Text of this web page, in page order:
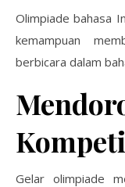
Olimpiade bahasa
kemampuan
berbicara dalam
Gelar olimpiade